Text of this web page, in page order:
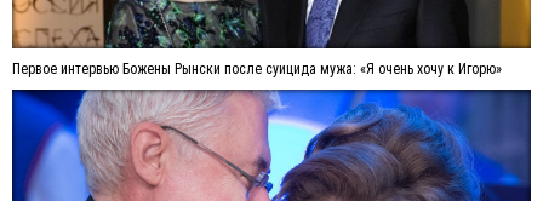
Первое интервью Божены Рынски после суицида мужа: «Я очень хочу к Игорю»